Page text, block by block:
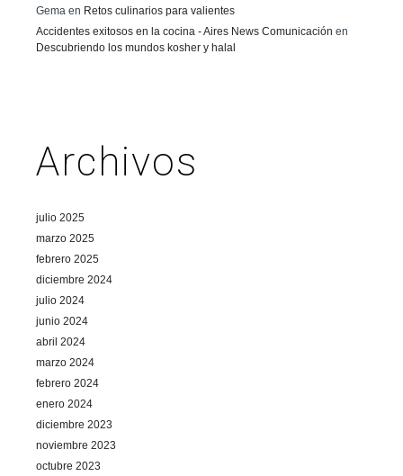
Gema en Retos culinarios para valientes
Accidentes exitosos en la cocina - Aires News Comunicación en
Descubriendo los mundos kosher y halal
Archivos
julio 2025
marzo 2025
febrero 2025
diciembre 2024
julio 2024
junio 2024
abril 2024
marzo 2024
febrero 2024
enero 2024
diciembre 2023
noviembre 2023
octubre 2023